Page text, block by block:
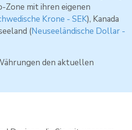
Zone mit ihren eigenen
Krone - SEK), Kanada
(Neuseeländische Dollar -
den aktuellen